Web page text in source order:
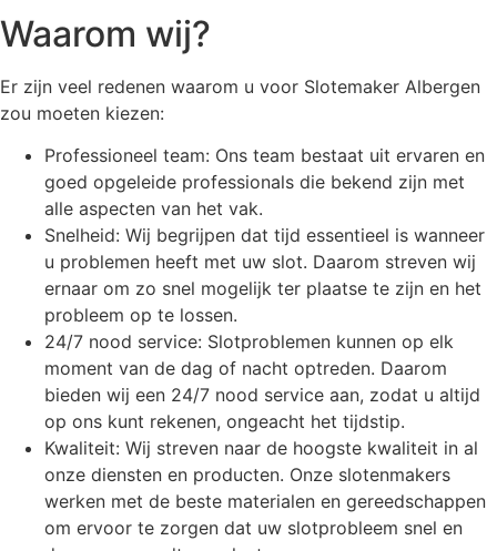
Waarom wij?
Er zijn veel redenen waarom u voor Slotemaker Albergen
zou moeten kiezen:
Professioneel team: Ons team bestaat uit ervaren en
goed opgeleide professionals die bekend zijn met
alle aspecten van het vak.
Snelheid: Wij begrijpen dat tijd essentieel is wanneer
u problemen heeft met uw slot. Daarom streven wij
ernaar om zo snel mogelijk ter plaatse te zijn en het
probleem op te lossen.
24/7 nood service: Slotproblemen kunnen op elk
moment van de dag of nacht optreden. Daarom
bieden wij een 24/7 nood service aan, zodat u altijd
op ons kunt rekenen, ongeacht het tijdstip.
Kwaliteit: Wij streven naar de hoogste kwaliteit in al
onze diensten en producten. Onze slotenmakers
werken met de beste materialen en gereedschappen
om ervoor te zorgen dat uw slotprobleem snel en